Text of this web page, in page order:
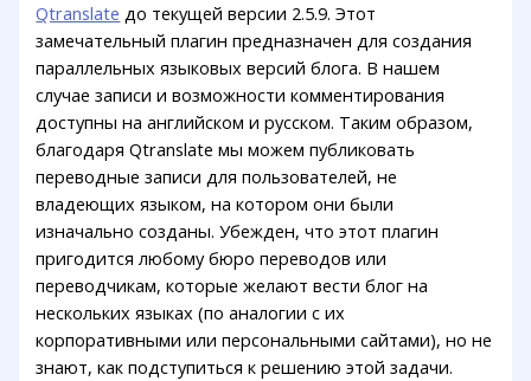
Qtranslate до текущей версии 2.5.9. Этот
замечательный плагин предназначен для создания
параллельных языковых версий блога. В нашем
случае записи и возможности комментирования
доступны на английском и русском. Таким образом,
благодаря Qtranslate мы можем публиковать
переводные записи для пользователей, не
владеющих языком, на котором они были
изначально созданы. Убежден, что этот плагин
пригодится любому бюро переводов или
переводчикам, которые желают вести блог на
нескольких языках (по аналогии с их
корпоративными или персональными сайтами), но не
знают, как подступиться к решению этой задачи.